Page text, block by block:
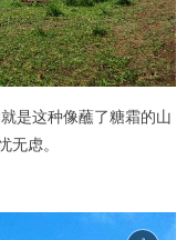
这种像蘸了糖霜的山
无虑。